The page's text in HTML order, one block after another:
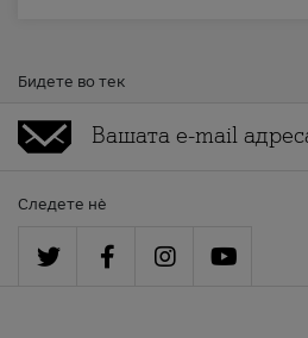
Бидете во тек
Следете нè